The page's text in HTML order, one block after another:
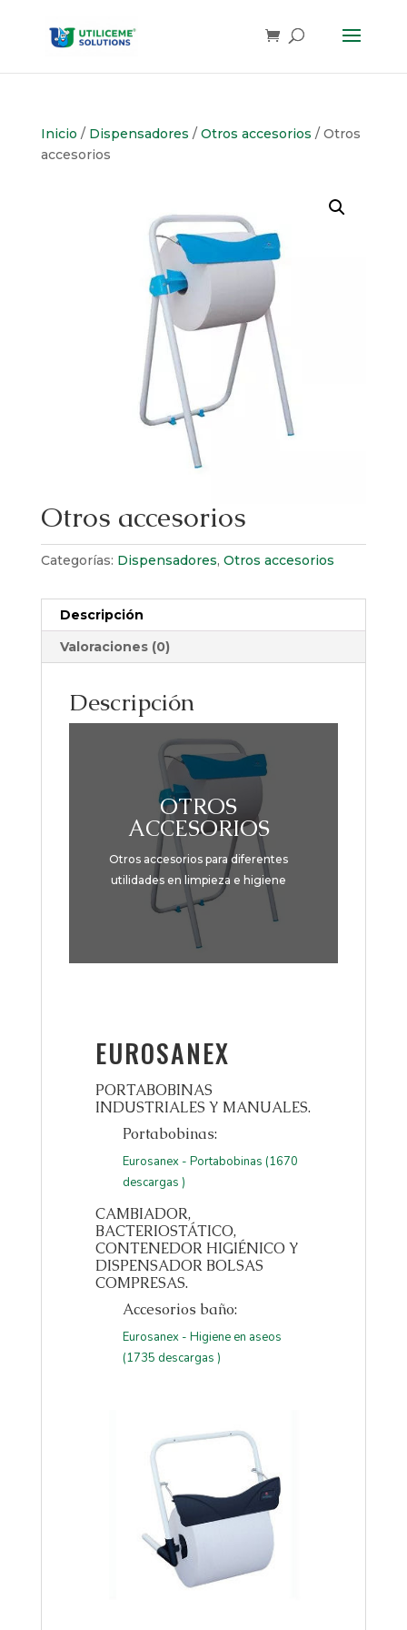
Inicio / Dispensadores / Otros accesorios / Otros
accesorios
Otros accesorios
Categorías: Dispensadores, Otros accesorios
Descripción
Valoraciones (0)
Descripción
OTROS
ACCESORIOS
Otros accesorios para diferentes
utilidades en limpieza e higiene
EUROSANEX
PORTABOBINAS
INDUSTRIALES Y MANUALES.
Portabobinas:
Eurosanex - Portabobinas (1670
descargas )
CAMBIADOR,
BACTERIOSTÁTICO,
CONTENEDOR HIGIÉNICO Y
DISPENSADOR BOLSAS
COMPRESAS.
Accesorios baño:
Eurosanex - Higiene en aseos
(1735 descargas )